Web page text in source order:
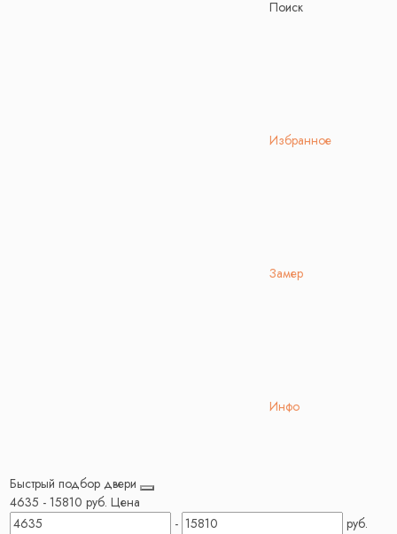
Поиск
Избранное
Замер
Инфо
Быстрый подбор двери
4635 - 15810 руб. Цена
-
руб.